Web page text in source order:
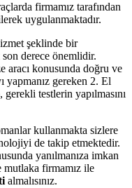
firmamız tarafından
uygulanmaktadır.
şeklinde bir
derece önemlidir.
aracı konusunda doğru ve
yapmanız gereken 2. El
testlerin yapılmasını
kullanmakta sizlere
de takip etmektedir.
yanılmanıza imkan
mutlaka firmamız ile
almalısınız.